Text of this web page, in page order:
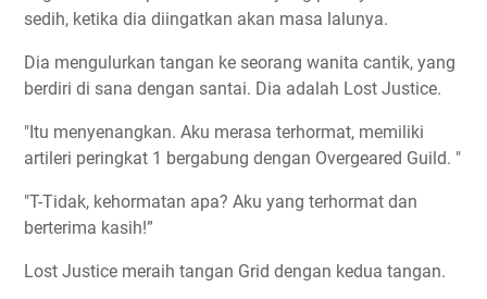
sedih, ketika dia diingatkan akan masa lalunya.
Dia mengulurkan tangan ke seorang wanita cantik, yang
berdiri di sana dengan santai. Dia adalah Lost Justice.
"Itu menyenangkan. Aku merasa terhormat, memiliki
artileri peringkat 1 bergabung dengan Overgeared Guild. "
"T-Tidak, kehormatan apa? Aku yang terhormat dan
berterima kasih!”
Lost Justice meraih tangan Grid dengan kedua tangan.